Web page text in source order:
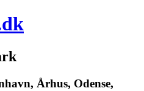
Århus, Odense,